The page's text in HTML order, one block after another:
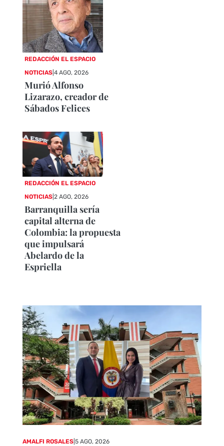
REDACCIÓN EL ESPACIO
NOTICIAS |4 AGO, 2026
Murió Alfonso
Lizarazo, creador de
Sábados Felices
REDACCIÓN EL ESPACIO
NOTICIAS |2 AGO, 2026
Barranquilla sería
capital alterna de
Colombia: la propuesta
que impulsará
Abelardo de la
Espriella
AMALFI ROSALES| 5 AGO, 2026